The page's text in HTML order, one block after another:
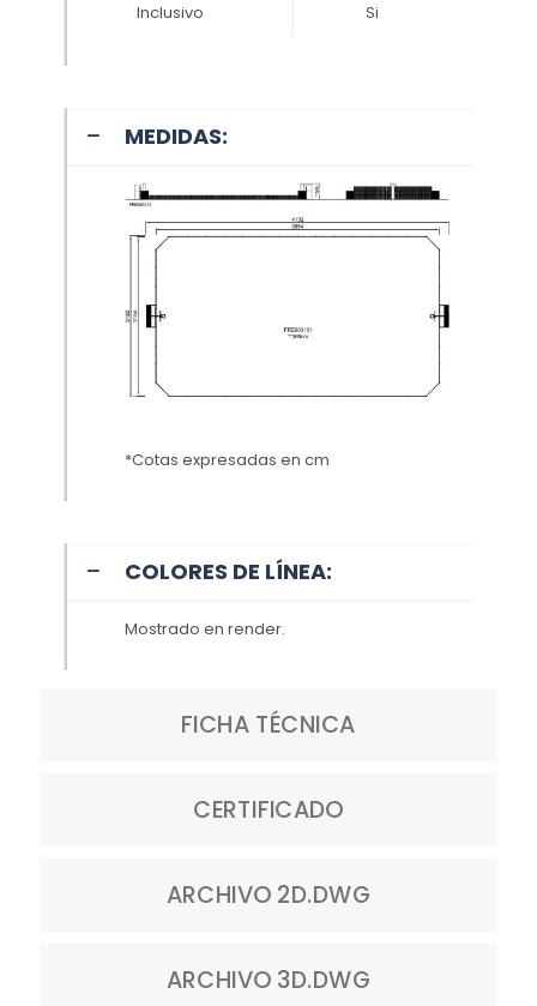
Inclusivo Si
MEDIDAS:
*Cotas expresadas en cm
COLORES DE LÍNEA:
Mostrado en render.
FICHA TÉCNICA
CERTIFICADO
ARCHIVO 2D.DWG
ARCHIVO 3D.DWG